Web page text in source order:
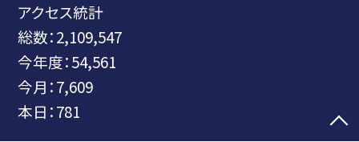
アクセス統計
総数：2,109,547
今年度：54,561
今月：7,609
本日：781